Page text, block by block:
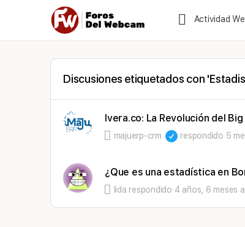
Actividad
Discusiones etiquetados con
Ivera.co: La Revolución del
majuerp-crm respondido 5
¿Que es una estadística en
lida respondido 4 años, 6 meses